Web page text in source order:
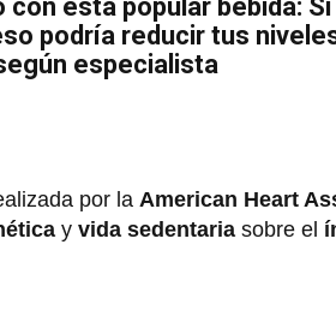
con esta popular bebida:
podría reducir tus
especialista
por la American Heart
y vida sedentaria sobre el